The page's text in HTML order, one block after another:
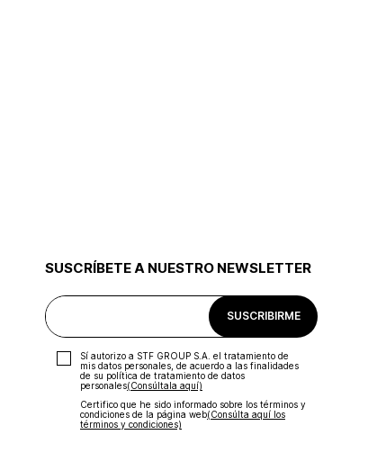
SUSCRÍBETE A NUESTRO NEWSLETTER
SUSCRIBIRME
Sí autorizo a STF GROUP S.A. el tratamiento de
mis datos personales, de acuerdo a las finalidades
de su política de tratamiento de datos
personales‎(Consúltala aquí)
Certifico que he sido informado sobre los términos y
condiciones de la página web‎(Consúlta aquí los
términos y condiciones)